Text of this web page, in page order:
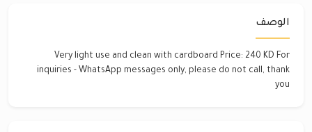
الوصف
Very light use and clean with cardboard Price: 240 KD For
inquiries - WhatsApp messages only, please do not call, thank
you